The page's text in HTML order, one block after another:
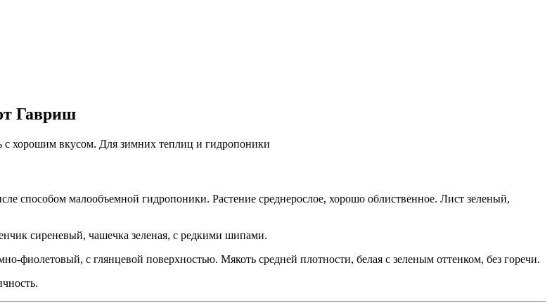
Гавриш
с хорошим вкусом. Для зимних теплиц и гидропоники
способом малообъемной гидропоники. Растение среднерослое, хорошо облиственное. Лист зеленый,
сиреневый, чашечка зеленая, с редкими шипами.
фиолетовый, с глянцевой поверхностью. Мякоть средней плотности, белая с зеленым оттенком, без горечи.